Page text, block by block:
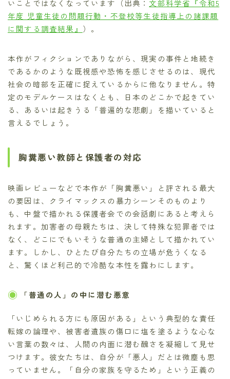
いことではなくなっています（出典： 文部科学省『令和5
年度 児童生徒の問題行動・不登校等生徒指導上の諸課題
に関する調査結果』 ）。
本作がフィクションでありながら、現実の事件と地続き
であるかのような既視感や恐怖を感じさせるのは、現代
社会の暗部を正確に捉えているからに他なりません。特
定のモデルケースはなくとも、日本のどこかで起きてい
る、あるいは起きうる「普遍的な悲劇」を描いていると
言えるでしょう。
胸糞悪い教師と保護者の対応
映画レビューなどで本作が「胸糞悪い」と評される最大
の要因は、クライマックスの暴力シーンそのものより
も、中盤で描かれる保護者会での会話劇にあると考えら
れます。加害者の母親たちは、決して特殊な犯罪者では
なく、どこにでもいそうな普通の主婦として描かれてい
ます。しかし、ひとたび自分たちの立場が危うくなる
と、驚くほど利己的で冷酷な本性を露わにします。
「普通の人」の中に潜む悪意
「いじめられる方にも原因がある」という典型的な責任
転嫁の論理や、被害者遺族の傷口に塩を塗るような心な
い言葉の数々は、人間の内面に潜む醜さを凝縮して見せ
つけます。彼女たちは、自分が「悪人」だとは微塵も思
っていません。「自分の家族を守るため」という正義の